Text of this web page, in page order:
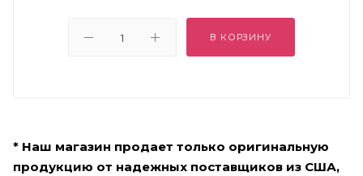
В КОРЗИНУ
* Наш магазин продает только оригинальную
продукцию от надежных поставщиков из США,